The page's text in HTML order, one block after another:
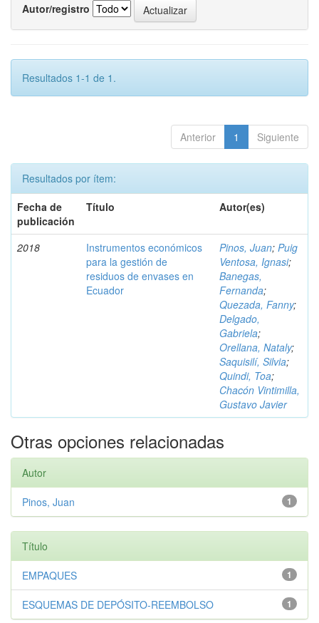
Autor/registro
Resultados 1-1 de 1.
Anterior 1 Siguiente
Resultados por ítem:
Fecha de
publicación
Título Autor(es)
2018
Instrumentos económicos
para la gestión de
residuos de envases en
Ecuador
Pinos, Juan; Puig
Ventosa, Ignasi;
Banegas,
Fernanda;
Quezada, Fanny;
Delgado,
Gabriela;
Orellana, Nataly;
Saquisilí, Silvia;
Quindi, Toa;
Chacón Vintimilla,
Gustavo Javier
Otras opciones relacionadas
Autor
1
Pinos, Juan
Título
1
EMPAQUES
1
ESQUEMAS DE DEPÓSITO-REEMBOLSO